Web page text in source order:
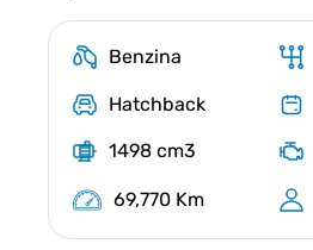
Benzina
Hatchback
1498 cm3
69,770 Km